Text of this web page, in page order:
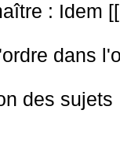
: Idem
dans
des